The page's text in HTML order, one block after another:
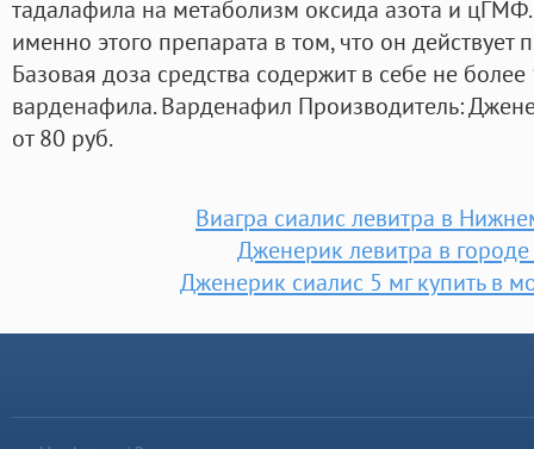
тадалафила на метаболизм оксида азота и
именно этого препарата в том, что он действует
Базовая доза средства содержит в себе не
варденафила. Варденафил Производитель:
от 80 руб.
Виагра сиалис левитра в
Дженерик левитра в
Дженерик сиалис 5 мг купить в